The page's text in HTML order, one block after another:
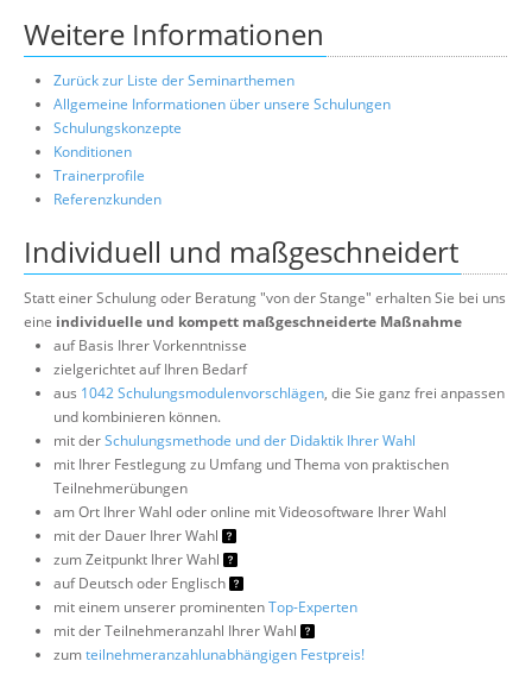
Weitere Informationen
Zurück zur Liste der Seminarthemen
Allgemeine Informationen über unsere Schulungen
Schulungskonzepte
Konditionen
Trainerprofile
Referenzkunden
Individuell und maßgeschneidert
Statt einer Schulung oder Beratung "von der Stange" erhalten Sie bei uns
eine individuelle und kompett maßgeschneiderte Maßnahme
auf Basis Ihrer Vorkenntnisse
zielgerichtet auf Ihren Bedarf
aus 1042 Schulungsmodulenvorschlägen, die Sie ganz frei anpassen
und kombinieren können.
mit derSchulungsmethode und der Didaktik Ihrer Wahl
mit Ihrer Festlegung zu Umfang und Thema von praktischen
Teilnehmerübungen
am Ort Ihrer Wahl oder online mit Videosoftware Ihrer Wahl
mit der Dauer Ihrer Wahl
zum Zeitpunkt Ihrer Wahl
auf Deutsch oder Englisch
mit einem unserer prominentenTop-Experten
mit der Teilnehmeranzahl Ihrer Wahl
zumteilnehmeranzahlunabhängigen Festpreis!